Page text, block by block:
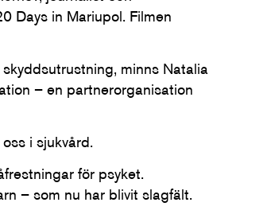
Days in Mariupol. Filmen
minns Natalia
– en partnerorganisation
i sjukvård.
för psyket.
– som nu har blivit slagfält.